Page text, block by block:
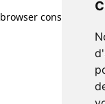
browser console for